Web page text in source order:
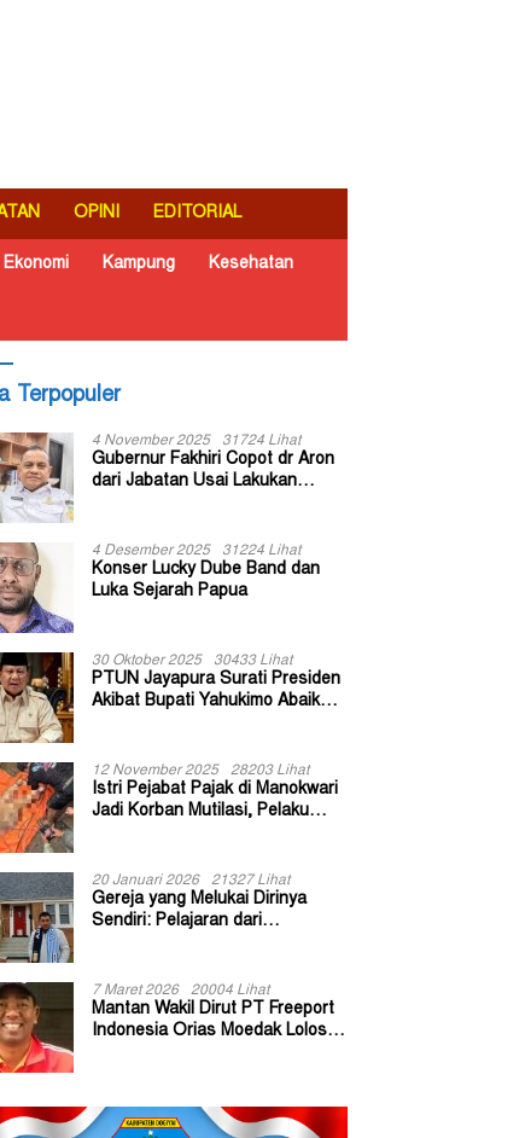
OPINI EDITORIAL
Ekonomi Kampung Kesehatan
Terpopuler
4 November 2025 31724 Lihat
Gubernur Fakhiri Copot dr Aron
dari Jabatan Usai Lakukan
4 Desember 2025 31224 Lihat
Konser Lucky Dube Band dan
Luka Sejarah Papua
30 Oktober 2025 30433 Lihat
PTUN Jayapura Surati Presiden
Akibat Bupati Yahukimo Abaikan
12 November 2025 28203 Lihat
Istri Pejabat Pajak di Manokwari
Jadi Korban Mutilasi, Pelaku
20 Januari 2026 21327 Lihat
Gereja yang Melukai Dirinya
Sendiri: Pelajaran dari
7 Maret 2026 20004 Lihat
Mantan Wakil Dirut PT Freeport
Indonesia Orias Moedak Lolos